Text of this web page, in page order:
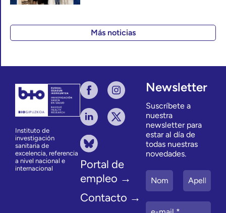
Más noticias
Instituto de
investigación
sanitaria de
excelencia, referencia
a nivel nacional e
internacional
Portal de
empleo →
Contacto →
Newsletter
Suscríbete a
nuestra
newsletter para
estar al día de
todas nuestras
novedades.